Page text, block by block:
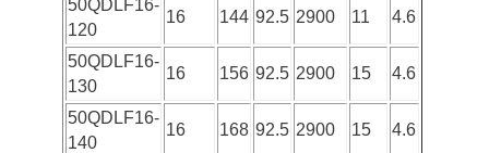
50QDLF16-
120
16 144 92.5 2900 11 4.6
50QDLF16-
130
16 156 92.5 2900 15 4.6
50QDLF16-
140
16 168 92.5 2900 15 4.6